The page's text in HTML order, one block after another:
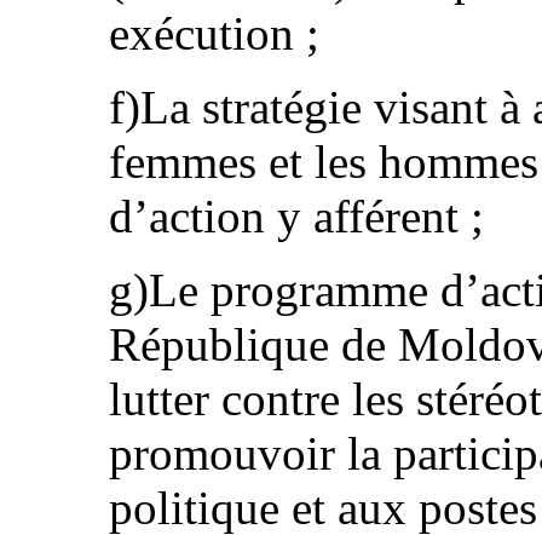
exécution ;
f)La stratégie visant à
femmes et les
d’action y afférent ;
g)Le programme
République de
lutter contre les
promouvoir la
politique et aux